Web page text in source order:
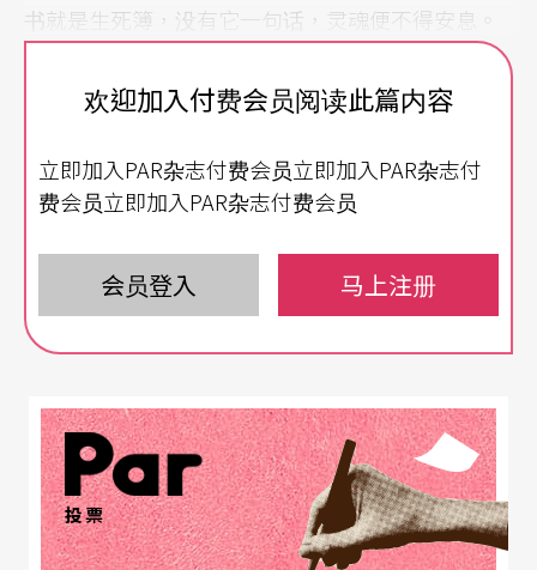
书就是生死簿，没有它一句话，灵魂便不得安息。
或应该反过来说，到死都还不能下线，那就再没有
安息可言了。所以风格涉要做《Rest in Peace》，
是表现什么生命活力，而是要找回被过于喧嚣的网
是什么的，宁静，或死寂。
上线后，动物感伤
走进剧场，我们仿佛来到肇事现场，一辆汽车前方
有一台机车翻覆，雨衣和安全帽肚破肠流一般，从
椅垫下的置物箱滚落在地。假如眼前是在播放影
集，案发现场勘验完，马上就是高潮迭起的办案
欢迎加入付费会员阅读此篇内容
立即加入PAR杂志付费会员立即加入PAR杂志付
费会员立即加入PAR杂志付费会员
会员登入 马上注册
投票